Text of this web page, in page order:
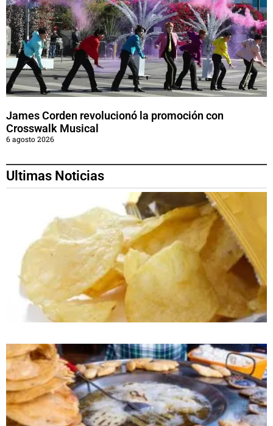
James Corden revolucionó la promoción con
Crosswalk Musical
6 agosto 2026
Ultimas Noticias